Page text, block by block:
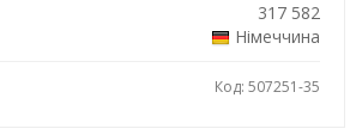
317 582
Німеччина
Код: 507251-35